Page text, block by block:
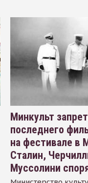
Минкульт
последнего
на фестивале в
Сталин,
Муссолини